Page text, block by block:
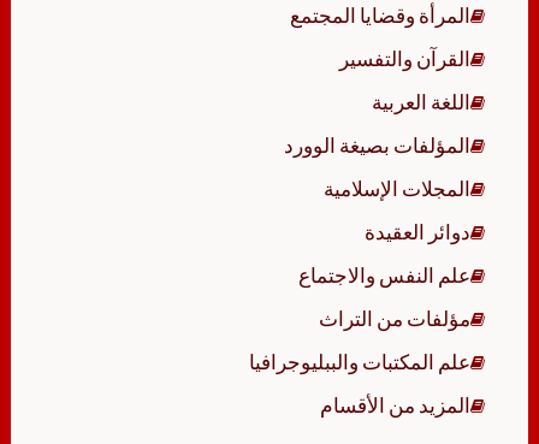
المرأة وقضايا المجتمع
القرآن والتفسير
اللغة العربية
المؤلفات بصيغة الوورد
المجلات الإسلامية
دوائر العقيدة
علم النفس والاجتماع
مؤلفات من التراث
علم المكتبات والببليوجرافيا
المزيد من الأقسام